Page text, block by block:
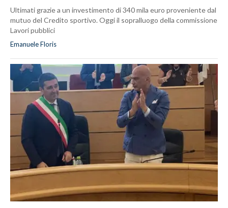
Ultimati grazie a un investimento di 340 mila euro proveniente dal
mutuo del Credito sportivo. Oggi il sopralluogo della commissione
Lavori pubblici
Emanuele Floris